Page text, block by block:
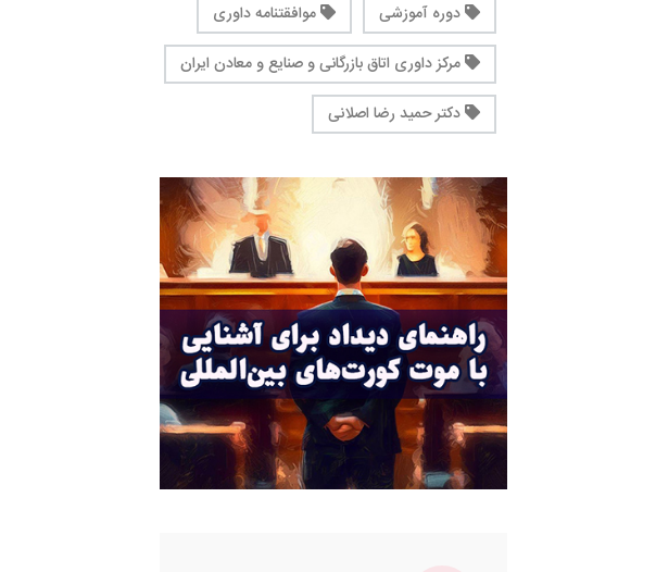
دوره آموزشی
موافقتنامه داوری
مرکز داوری اتاق بازرگانی و صنایع و معادن ایران
دکتر حمید رضا اصلانی